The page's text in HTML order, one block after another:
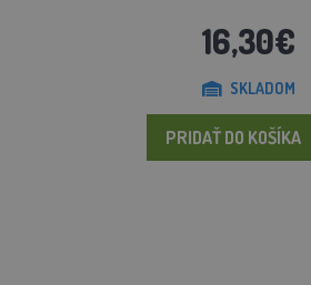
16,30€
SKLADOM
PRIDAŤ DO KOŠÍKA